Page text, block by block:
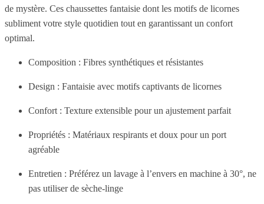
de mystère. Ces chaussettes fantaisie dont les motifs de licornes
subliment votre style quotidien tout en garantissant un confort
optimal.
Composition : Fibres synthétiques et résistantes
Design : Fantaisie avec motifs captivants de licornes
Confort : Texture extensible pour un ajustement parfait
Propriétés : Matériaux respirants et doux pour un port
agréable
Entretien : Préférez un lavage à l’envers en machine à 30°, ne
pas utiliser de sèche-linge